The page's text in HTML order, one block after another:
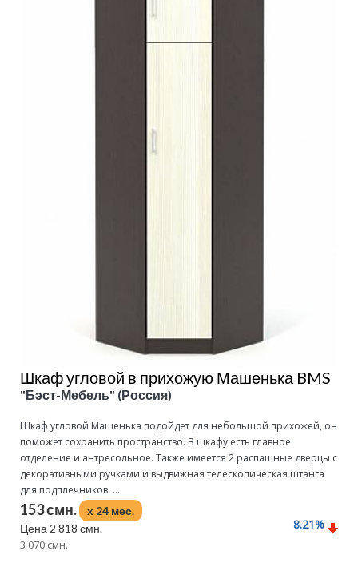
Шкаф угловой в прихожую Машенька BMS
"Бэст-Мебель" (Россия)
Шкаф угловой Машенька подойдет для небольшой прихожей, он
поможет сохранить пространство. В шкафу есть главное
отделение и антресольное. Также имеется 2 распашные дверцы с
декоративными ручками и выдвижная телескопическая штанга
для подплечников. ...
153 смн.
x 24 мес.
Цена 2 818 смн.
3 070 смн.
8.21%